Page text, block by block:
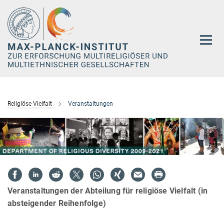
Hauptinhalt
Religiöse Vielfalt Veranstaltungen
Veranstaltungen der Abteilung für religiöse Vielfalt (in
absteigender Reihenfolge)